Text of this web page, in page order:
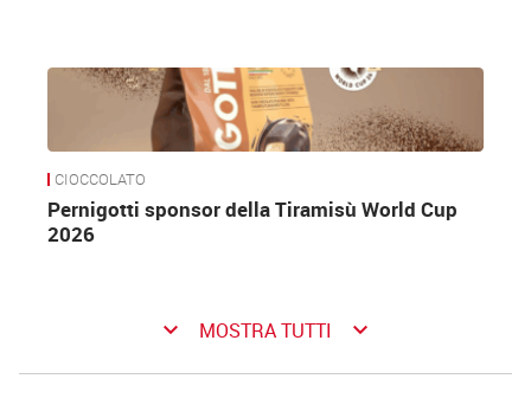
CIOCCOLATO
Pernigotti sponsor della Tiramisù World Cup
2026
keyboard_arrow_down MOSTRA TUTTI keyboard_arrow_down